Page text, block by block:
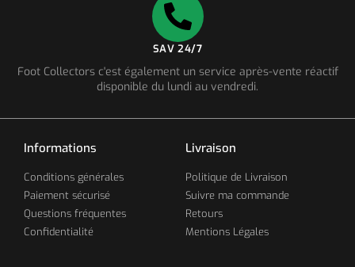
SAV 24/7
Foot Collectors c'est également un service après-vente réactif
disponible du lundi au vendredi.
Informations
Conditions générales
Paiement sécurisé
Questions fréquentes
Confidentialité
Livraison
Politique de Livraison
Suivre ma commande
Retours
Mentions Légales